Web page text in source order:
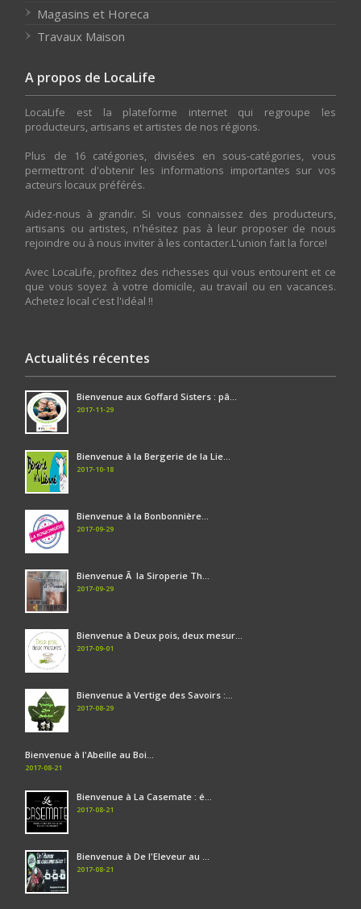
Magasins et Horeca
Travaux Maison
A propos de LocaLife
LocaLife est la plateforme internet qui regroupe les
producteurs, artisans et artistes de nos régions.
Plus de 16 catégories, divisées en sous-catégories, vous
permettront d'obtenir les informations importantes sur vos
acteurs locaux préférés.
Aidez-nous à grandir. Si vous connaissez des producteurs,
artisans ou artistes, n'hésitez pas à leur proposer de nous
rejoindre ou à nous inviter à les contacter.L'union fait la force!
Avec LocaLife, profitez des richesses qui vous entourent et ce
que vous soyez à votre domicile, au travail ou en vacances.
Achetez local c'est l'idéal !!
Actualités récentes
Bienvenue aux Goffard Sisters : pâ...
2017-11-29
Bienvenue à la Bergerie de la Lie...
2017-10-18
Bienvenue à la Bonbonnière...
2017-09-29
Bienvenue Ã la Siroperie Th...
2017-09-29
Bienvenue à Deux pois, deux mesur...
2017-09-01
Bienvenue à Vertige des Savoirs :...
2017-08-29
Bienvenue à l'Abeille au Boi...
2017-08-21
Bienvenue à La Casemate : é...
2017-08-21
Bienvenue à De l'Eleveur au ...
2017-08-21